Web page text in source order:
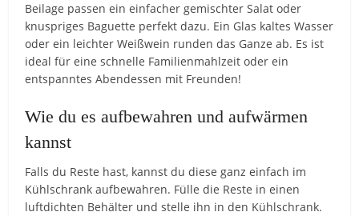
Beilage passen ein einfacher gemischter Salat oder
knuspriges Baguette perfekt dazu. Ein Glas kaltes Wasser
oder ein leichter Weißwein runden das Ganze ab. Es ist
ideal für eine schnelle Familienmahlzeit oder ein
entspanntes Abendessen mit Freunden!
Wie du es aufbewahren und aufwärmen
kannst
Falls du Reste hast, kannst du diese ganz einfach im
Kühlschrank aufbewahren. Fülle die Reste in einen
luftdichten Behälter und stelle ihn in den Kühlschrank.